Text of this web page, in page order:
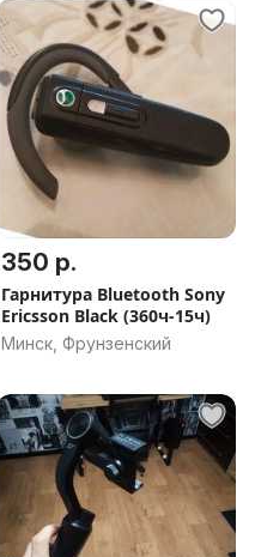
350 р.
Гарнитура Bluetooth Sony
Ericsson Black (360ч-15ч)
Минск, Фрунзенский